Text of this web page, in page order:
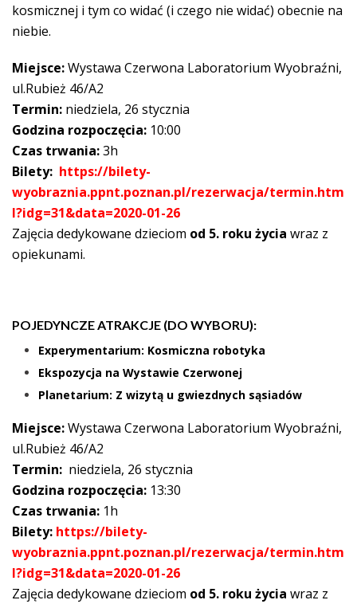
kosmicznej i tym co widać (i czego nie widać) obecnie na
niebie.
Miejsce:Wystawa Czerwona Laboratorium Wyobraźni,
ul.Rubież 46/A2
Termin: niedziela, 26 stycznia
Godzina rozpoczęcia: 10:00
Czas trwania:3h
Bilety: https://bilety-
wyobraznia.ppnt.poznan.pl/rezerwacja/termin.htm
l?idg=31&data=2020-01-26
Zajęcia dedykowane dzieciom od 5. roku życia wraz z
opiekunami.
POJEDYNCZE ATRAKCJE (DO WYBORU):
Experymentarium: Kosmiczna robotyka
Ekspozycja na Wystawie Czerwonej
Planetarium: Z wizytą u gwiezdnych sąsiadów
Miejsce:Wystawa Czerwona Laboratorium Wyobraźni,
ul.Rubież 46/A2
Termin: niedziela, 26 stycznia
Godzina rozpoczęcia: 13:30
Czas trwania: 1h
Bilety: https://bilety-
wyobraznia.ppnt.poznan.pl/rezerwacja/termin.htm
l?idg=31&data=2020-01-26
Zajęcia dedykowane dzieciom od 5. roku życia wraz z